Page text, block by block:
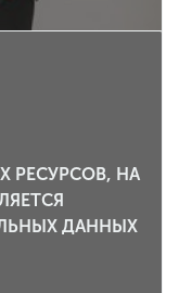
РЕСУРСОВ, НА
ДАННЫХ